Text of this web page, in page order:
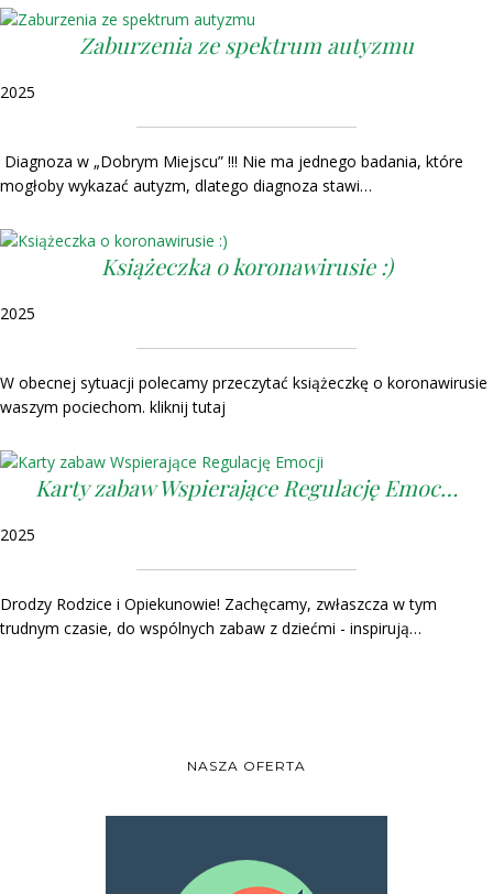
Zaburzenia ze spektrum autyzmu
2025
Diagnoza w „Dobrym Miejscu” !!! Nie ma jednego badania, które
mogłoby wykazać autyzm, dlatego diagnoza stawi…
Książeczka o koronawirusie :)
2025
W obecnej sytuacji polecamy przeczytać książeczkę o koronawirusie
waszym pociechom. kliknij tutaj
Karty zabaw Wspierające Regulację Emoc…
2025
Drodzy Rodzice i Opiekunowie! Zachęcamy, zwłaszcza w tym
trudnym czasie, do wspólnych zabaw z dziećmi - inspirują…
NASZA OFERTA